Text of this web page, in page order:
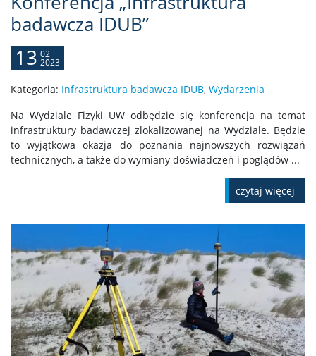
badawcza IDUB”
13 02
2023
Kategoria: Infrastruktura badawcza IDUB, Wydarzenia
Na Wydziale Fizyki UW odbędzie się konferencja na temat
infrastruktury badawczej zlokalizowanej na Wydziale. Będzie
to wyjątkowa okazja do poznania najnowszych rozwiązań
technicznych, a także do wymiany doświadczeń i poglądów ...
czytaj więcej